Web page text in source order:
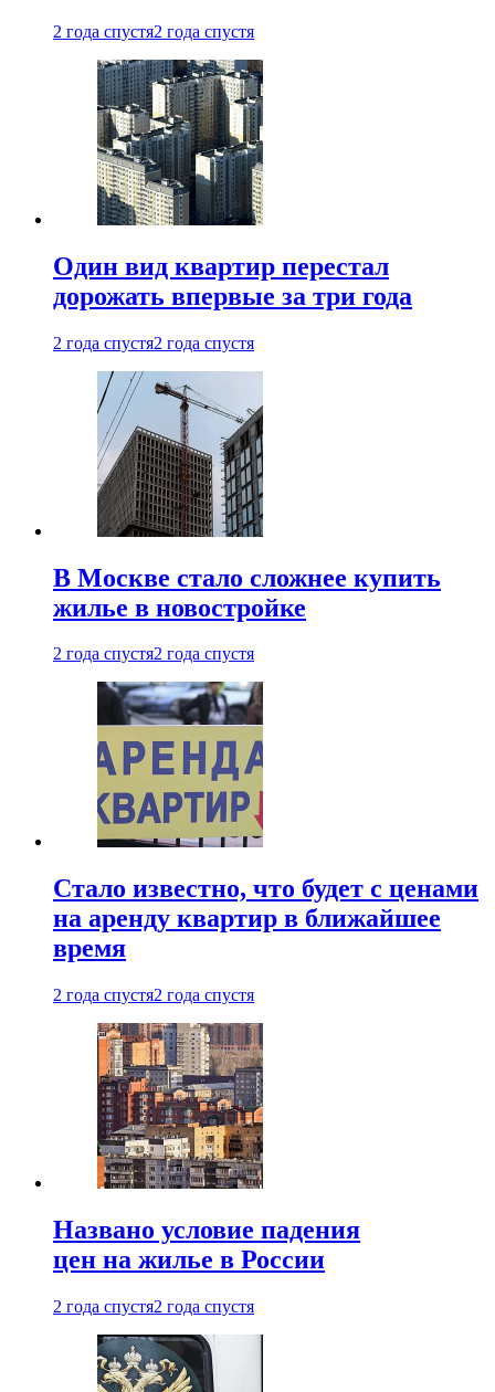
2 года спустя2 года спустя
Один вид квартир перестал
дорожать впервые за три года
2 года спустя2 года спустя
В Москве стало сложнее купить
жилье в новостройке
2 года спустя2 года спустя
Стало известно, что будет с ценами
на аренду квартир в ближайшее
время
2 года спустя2 года спустя
Названо условие падения
цен на жилье в России
2 года спустя2 года спустя